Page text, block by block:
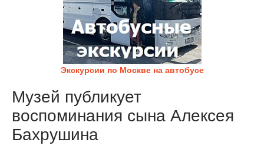
Экскурсии по Москве на автобусе
Музей публикует
воспоминания сына Алексея
Бахрушина